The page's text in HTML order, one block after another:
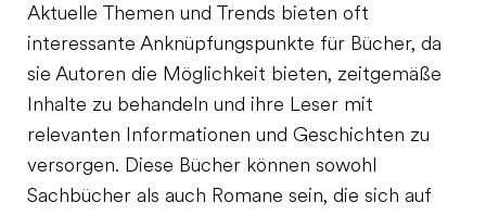
Aktuelle Themen und Trends bieten oft
interessante Anknüpfungspunkte für Bücher, da
sie Autoren die Möglichkeit bieten, zeitgemäße
Inhalte zu behandeln und ihre Leser mit
relevanten Informationen und Geschichten zu
versorgen. Diese Bücher können sowohl
Sachbücher als auch Romane sein, die sich auf